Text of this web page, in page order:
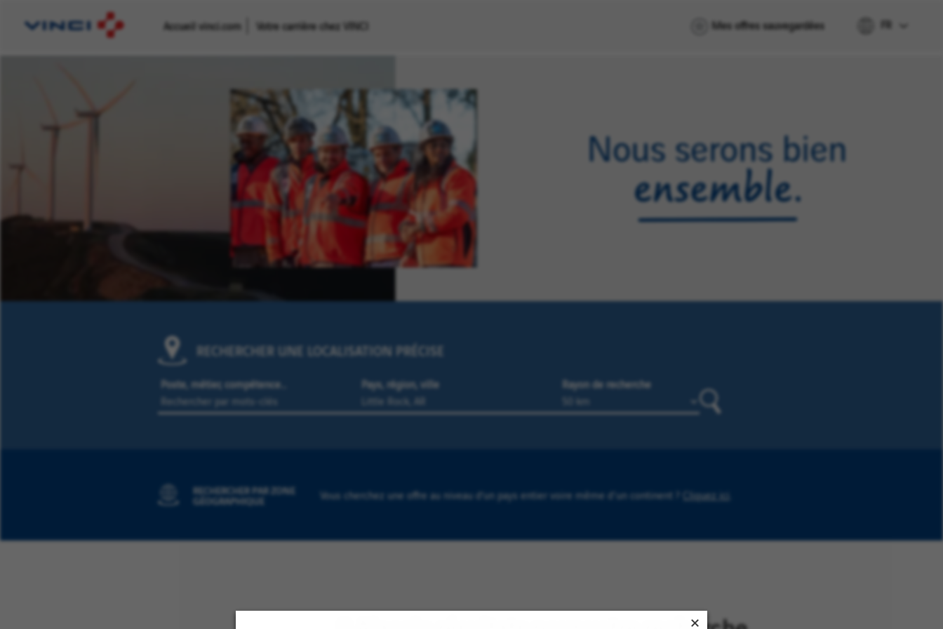
Accueil vinci.com Votre carrière chez VINCI Mes offres sauvegardées FR
RECHERCHER UNE LOCALISATION PRÉCISE
Poste, métier, compétence… Pays, région, ville Rayon de recherche
RECHERCHER PAR ZONE
GÉOGRAPHIQUE Vous cherchez une offre au niveau d’un pays entier voire même d'un continent ? Cliquez ici